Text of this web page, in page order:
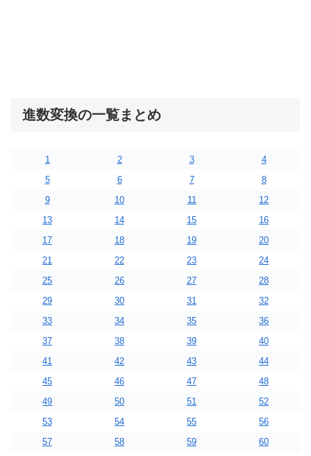
進数変換の一覧まとめ
1 2 3
4
5
6 7
8
9
10 11
12
13
14 15
16
17
18 19
20
21
22 23
24
25
26 27
28
29
30 31
32
33
34 35
36
37
38 39
40
41
42 43
44
45
46 47
48
49
50 51
52
53
54 55
56
57
58 59
60